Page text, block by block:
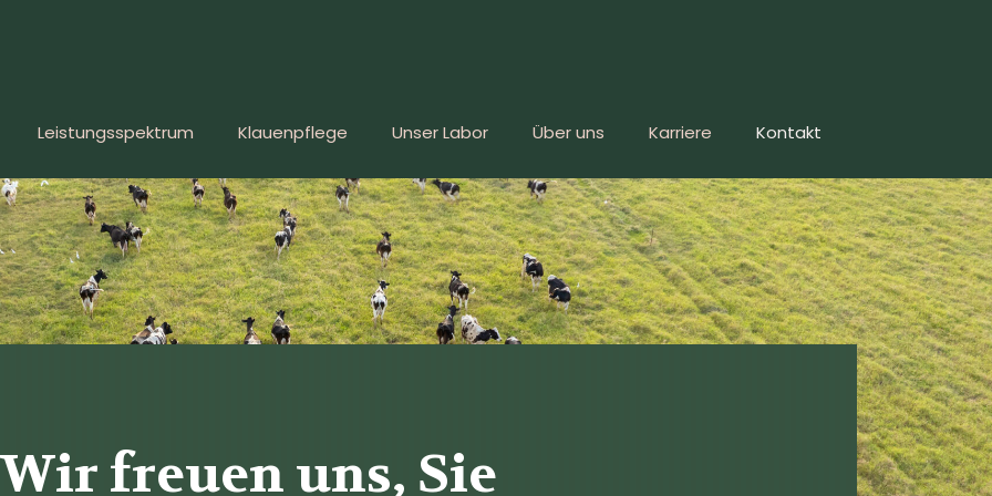
Leistungsspektrum Klauenpflege Unser Labor Über uns Karriere Kontakt
Wir freuen uns, Sie